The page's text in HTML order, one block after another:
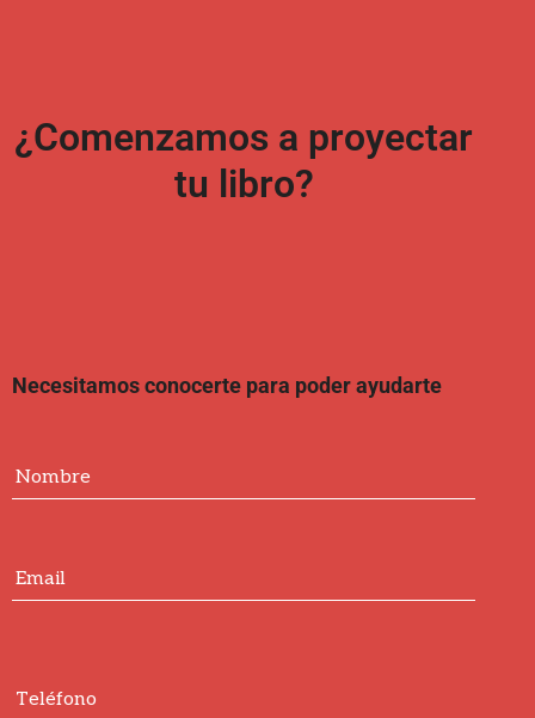
¿Comenzamos a proyectar
tu libro?
Necesitamos conocerte para poder ayudarte